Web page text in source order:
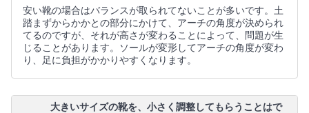
安い靴の場合はバランスが取られてないことが多いです。土
踏まずからかかとの部分にかけて、アーチの角度が決められ
てるのですが、それが高さが変わることによって、問題が生
じることがあります。ソールが変形してアーチの角度が変わ
り、足に負担がかかりやすくなります。
大きいサイズの靴を、小さく調整してもらうことはで